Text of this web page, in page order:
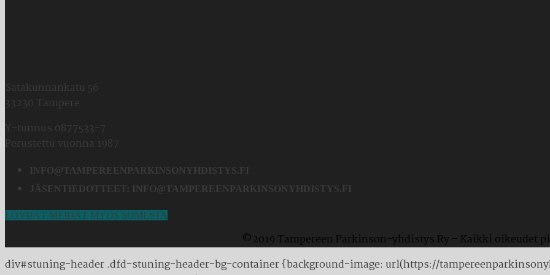
Satakunnankatu 56
33230 Tampere
Y-tunnus 0877533-7
Perustettu vuonna 1987
INFO@TAMPEREENPARKINSONYHDISTYS.FI
JÄSENTIEDOTTEET: INFO@TAMPEREENPARKINSONYHDISTYS.FI
LÖYDÄT MEIDÄT MYÖS SOMESTA
©2019 Tampereen Parkinson-yhdistys Ry – Kaikki oikeudet
div#stuning-header .dfd-stuning-header-bg-container {background-image: url(https://